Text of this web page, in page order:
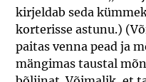
kirjeldab seda
korterisse astunu.)
paitas venna pead ja
mängimas taustal